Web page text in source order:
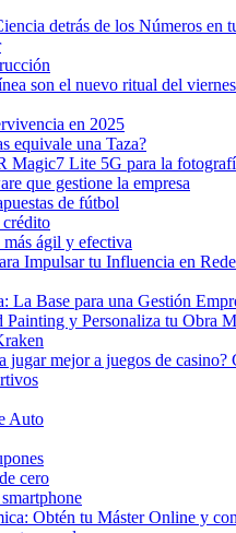
detrás de los Números en
son el nuevo ritual del
en 2025
equivale una Taza?
Magic7 Lite 5G para la
que gestione la empresa
de fútbol
ágil y efectiva
Impulsar tu Influencia en
La Base para una Gestión
y Personaliza tu Obra
jugar mejor a juegos de
Auto
cero
Obtén tu Máster Online y